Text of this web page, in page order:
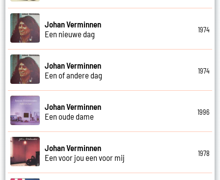
Johan Verminnen
Een nieuwe dag
1974
Johan Verminnen
Een of andere dag
1974
Johan Verminnen
Een oude dame
1996
Johan Verminnen
Een voor jou een voor mij
1978